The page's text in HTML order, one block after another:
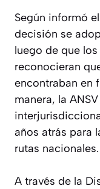
Según informó
decisión se
luego de que
reconocieran
encontraban en
manera, la
años atrás para
rutas nacionales.
A través de la